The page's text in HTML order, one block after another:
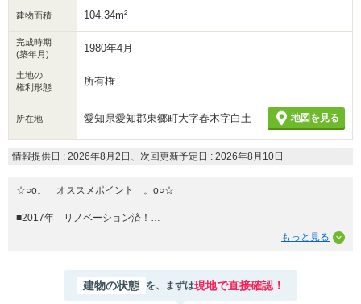
建物面積 104.34m²
完成時期
(築年月)
1980年4月
土地の
権利形態
所有権
所在地 愛知県愛知郡東郷町大字春木字白土 地図を見る
情報提供日 : 2026年8月2日、次回更新予定日 : 2026年8月10日
☆○o。 オススメポイント 。o○☆
■2017年 リノベーション済！
■桜通線「徳重」駅：バス乗車約16分 「白土」停より徒歩約8分
建物の状態 を、まずは現地で直接確認！